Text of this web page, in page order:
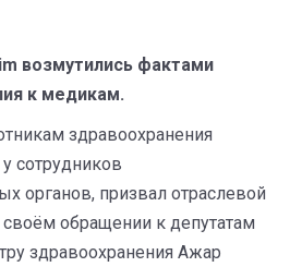
возмутились фактами
к медикам.
здравоохранения
сотрудников
органов, призвал отраслевой
обращении к депутатам
здравоохранения Ажар